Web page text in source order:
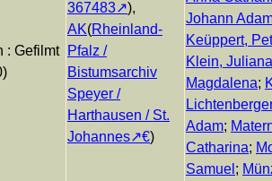
: Gefilmt
367483
),
AK(Rheinland-
Pfalz /
Bistumsarchiv
Speyer /
Harthausen / St.
Johannes
)
Johann
Keüppert,
Klein, Juliana
Magdalena;
Adam;
Catharina;
Samuel ;